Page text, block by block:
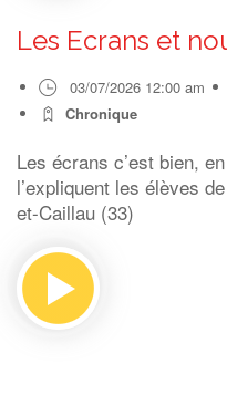
Les Ecrans et
03/07/2026 12:00 am
Chronique
Les écrans c’est bien,
l’expliquent les élèves
et-Caillau (33)